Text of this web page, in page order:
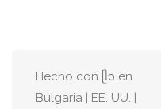
Hecho con ᥫ᭡ en
Bulgaria | EE. UU. |